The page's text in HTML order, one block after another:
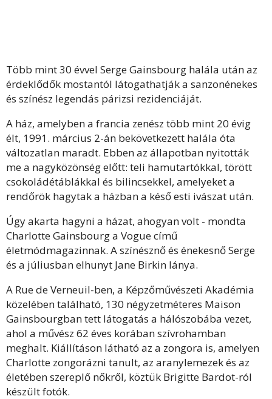
Több mint 30 évvel Serge Gainsbourg halála után az
érdeklődők mostantól látogathatják a sanzonénekes
és színész legendás párizsi rezidenciáját.
A ház, amelyben a francia zenész több mint 20 évig
élt, 1991. március 2-án bekövetkezett halála óta
változatlan maradt. Ebben az állapotban nyitották
me a nagyközönség előtt: teli hamutartókkal, törött
csokoládétáblákkal és bilincsekkel, amelyeket a
rendőrök hagytak a házban a késő esti ivászat után.
Úgy akarta hagyni a házat, ahogyan volt - mondta
Charlotte Gainsbourg a Vogue című
életmódmagazinnak. A színésznő és énekesnő Serge
és a júliusban elhunyt Jane Birkin lánya.
A Rue de Verneuil-ben, a Képzőművészeti Akadémia
közelében található, 130 négyzetméteres Maison
Gainsbourgban tett látogatás a hálószobába vezet,
ahol a művész 62 éves korában szívrohamban
meghalt. Kiállításon látható az a zongora is, amelyen
Charlotte zongorázni tanult, az aranylemezek és az
életében szereplő nőkről, köztük Brigitte Bardot-ról
készült fotók.